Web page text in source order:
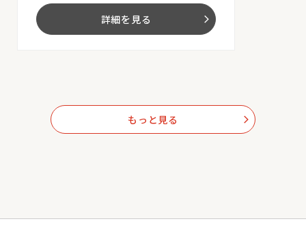
詳細を見る arrow_forward_ios
もっと見る arrow_forward_ios